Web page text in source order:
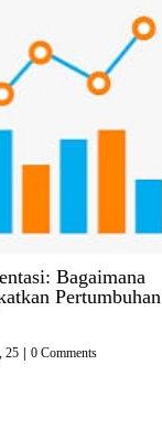
Bagaimana
Pertumbuhan
25 0 Comments